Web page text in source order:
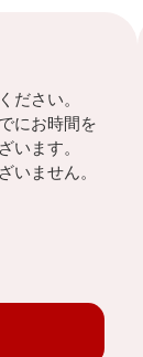
ださい。
にお時間を
います。
いません。